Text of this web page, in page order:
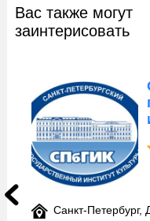
Вас также могут
заинтерисовать
Санкт-